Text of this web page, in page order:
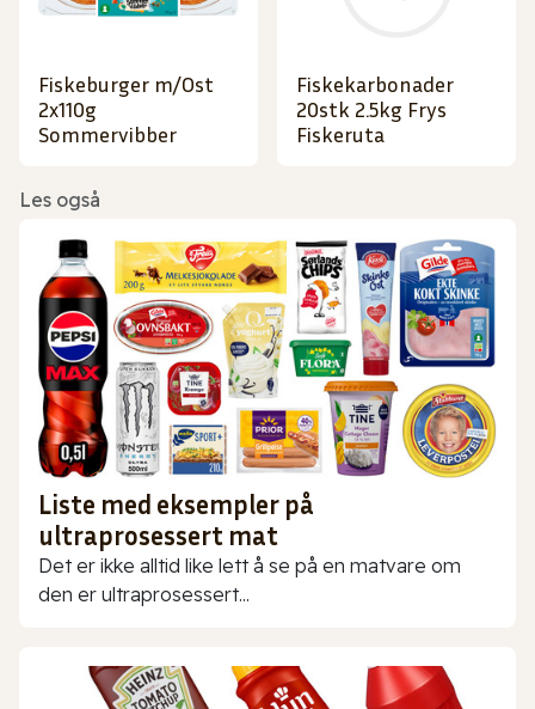
Fiskeburger m/Ost
2x110g
Sommervibber
Fiskekarbonader
20stk 2.5kg Frys
Fiskeruta
Les også
Liste med eksempler på
ultraprosessert mat
Det er ikke alltid like lett å se på en matvare om
den er ultraprosessert...